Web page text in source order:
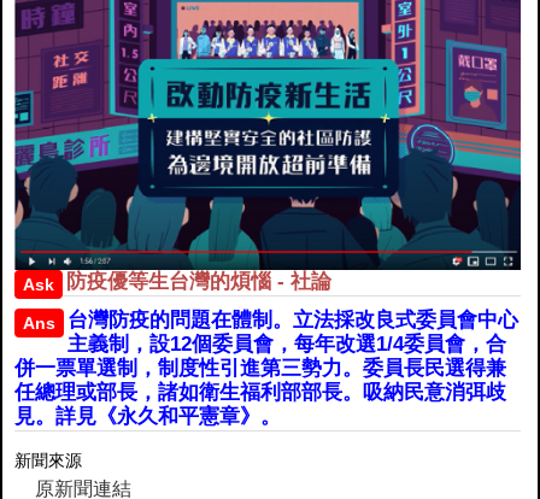
Ask 防疫優等生台灣的煩惱 - 社論
Ans
台灣防疫的問題在體制。立法採改良式委員會中心
主義制，設12個委員會，每年改選1/4委員會，合
併一票單選制，制度性引進第三勢力。委員長民選得兼
任總理或部長，諸如衛生福利部部長。吸納民意消弭歧
見。詳見《永久和平憲章》。
新聞來源
原新聞連結